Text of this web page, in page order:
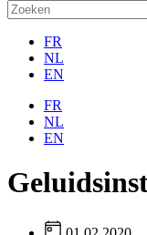
FR
NL
EN
FR
NL
EN